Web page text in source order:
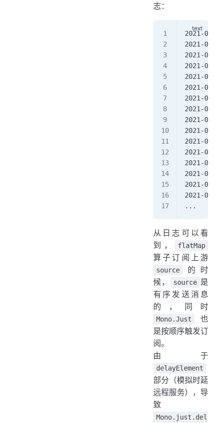
志：
2021-
2021-
2021-
2021-
2021-
2021-
2021-
2021-
2021-
2021-
2021-
2021-
2021-
2021-
2021-
2021-
...
从日志可以看
到，
flatMap
算子订阅上游
source
的时
候，
source 是
有序发送消息
的，同时
Mono.Just
也
是按顺序触发订
阅。
由于
delayElement
部分（模拟时延
远程服务），导
致
Mono.just.del